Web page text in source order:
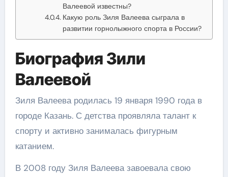
Валеевой известны?
Какую роль Зиля Валеева сыграла в
развитии горнолыжного спорта в России?
Биография Зили
Валеевой
Зиля Валеева родилась 19 января 1990 года в
городе Казань. С детства проявляла талант к
спорту и активно занималась фигурным
катанием.
В 2008 году Зиля Валеева завоевала свою